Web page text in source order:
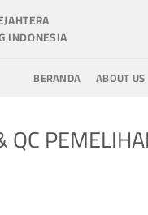
INDONESIA
BERANDA ABOUT US
QC